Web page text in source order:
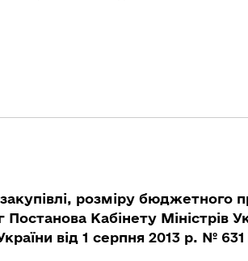
розміру бюджетного
Постанова Кабінету Міністрів
від 1 серпня 2013 р. №